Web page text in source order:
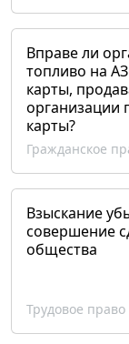
Вправе ли
топливо на
карты,
организации
карты?
Гражданское
Взыскание
совершение
общества
Трудовое право